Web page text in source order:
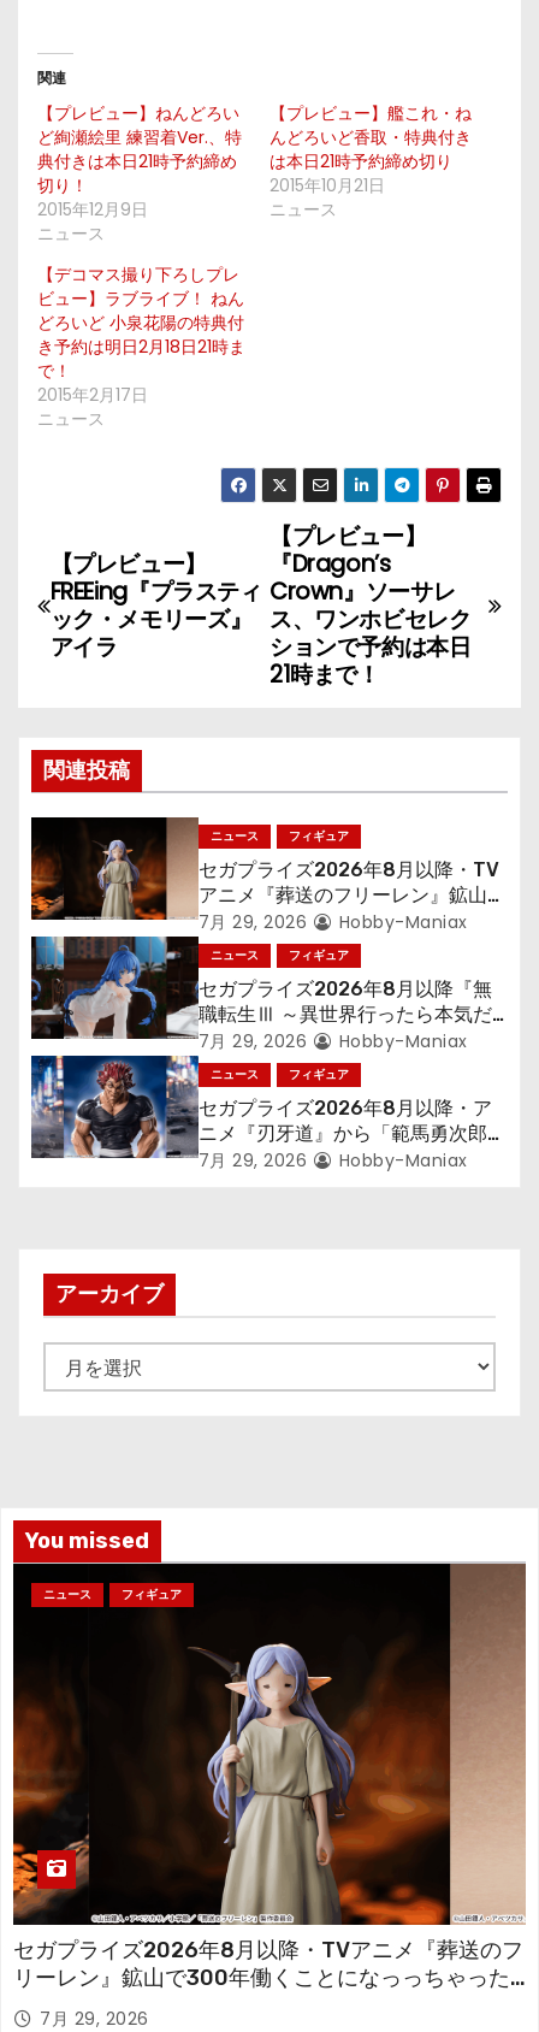
関連
【プレビュー】ねんどろい
ど絢瀬絵里 練習着Ver.、特
典付きは本日21時予約締め
切り！
2015年12月9日
ニュース
【プレビュー】艦これ・ね
んどろいど香取・特典付き
は本日21時予約締め切り
2015年10月21日
ニュース
【デコマス撮り下ろしプレ
ビュー】ラブライブ！ ねん
どろいど 小泉花陽の特典付
き予約は明日2月18日21時ま
で！
2015年2月17日
ニュース
投
稿
ナ
ゲ
ー
シ
ョ
ン
【プレビュー】
『Dragon’s
Crown』ソーサレ
ス、ワンホビセレク
ションで予約は本日
21時まで！
【プレビュー】
FREEing『プラスティ
ック・メモリーズ』
アイラ
関連投稿
ニュース フィギュア
セガプライズ2026年8月以降・TV
アニメ『葬送のフリーレン』鉱山で
300年働くことになっっちゃった
「フリーレン」を立体化！
7月 29, 2026 Hobby-Maniax
ニュース フィギュア
セガプライズ2026年8月以降『無
職転生Ⅲ ～異世界行ったら本気だ
す～』から「ロキシー」のフィギュ
アが登場！
7月 29, 2026 Hobby-Maniax
ニュース フィギュア
セガプライズ2026年8月以降・ア
ニメ『刃牙道』から「範馬勇次郎」
が登場ッッ!!
7月 29, 2026 Hobby-Maniax
アーカイブ
ー
You missed
ニュース フィギュア
セガプライズ2026年8月以降・TVアニメ『葬送のフ
リーレン』鉱山で300年働くことになっっちゃった
「フリーレン」を立体化！
7月 29, 2026